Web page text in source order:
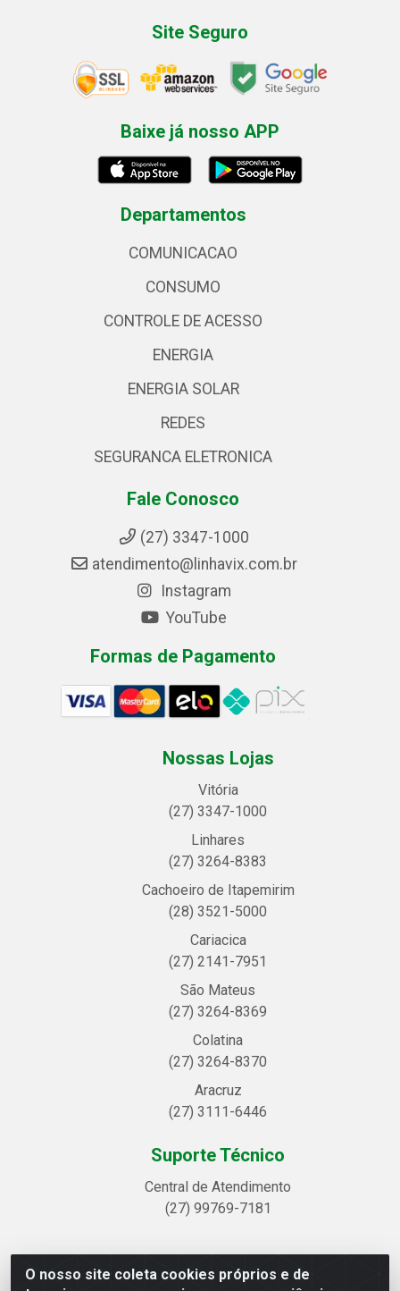
O nosso site coleta cookies próprios e de
Site Seguro
Baixe já nosso APP
Departamentos
COMUNICACAO
CONSUMO
CONTROLE DE ACESSO
ENERGIA
ENERGIA SOLAR
REDES
SEGURANCA ELETRONICA
Fale Conosco
(27) 3347-1000
atendimento@linhavix.com.br
Instagram
YouTube
Formas de Pagamento
Nossas Lojas
Vitória
(27) 3347-1000
Linhares
(27) 3264-8383
Cachoeiro de Itapemirim
(28) 3521-5000
Cariacica
(27) 2141-7951
São Mateus
(27) 3264-8369
Colatina
(27) 3264-8370
Aracruz
(27) 3111-6446
Suporte Técnico
Central de Atendimento
(27) 99769-7181
Linhavix Distribuidora LTDA - Avenida Alegre, 2521 -